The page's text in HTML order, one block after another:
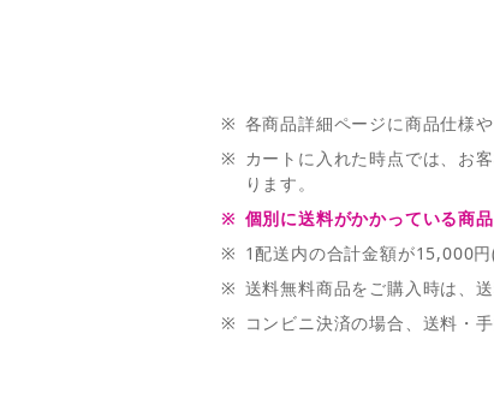
※ 各商品詳細ページに商品仕様
※ カートに入れた時点では、お
ります。
※ 個別に送料がかかっている商
※ 1配送内の合計金額が15,000
※ 送料無料商品をご購入時は、
※ コンビニ決済の場合、送料・